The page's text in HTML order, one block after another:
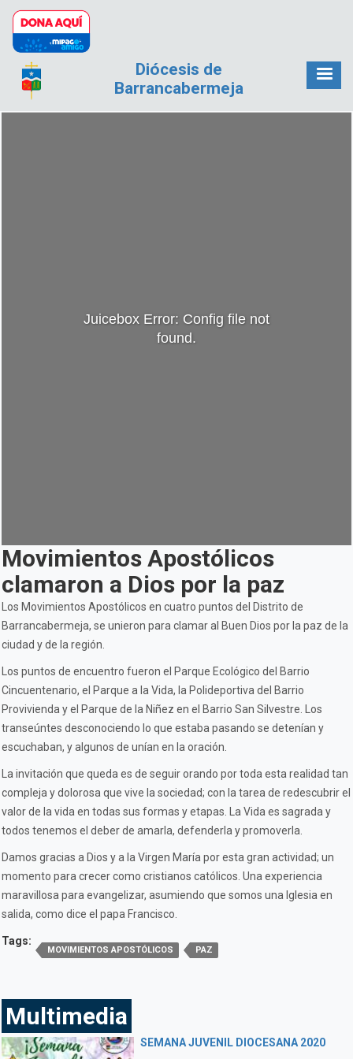
Pasar al contenido principal
Diócesis de
Barrancabermeja
Juicebox Error: Config file not
found.
Movimientos Apostólicos
clamaron a Dios por la paz
Los Movimientos Apostólicos en cuatro puntos del Distrito de
Barrancabermeja, se unieron para clamar al Buen Dios por la paz de la
ciudad y de la región.
Los puntos de encuentro fueron el Parque Ecológico del Barrio
Cincuentenario, el Parque a la Vida, la Polideportiva del Barrio
Provivienda y el Parque de la Niñez en el Barrio San Silvestre. Los
transeúntes desconociendo lo que estaba pasando se detenían y
escuchaban, y algunos de unían en la oración.
La invitación que queda es de seguir orando por toda esta realidad tan
compleja y dolorosa que vive la sociedad; con la tarea de redescubrir el
valor de la vida en todas sus formas y etapas. La Vida es sagrada y
todos tenemos el deber de amarla, defenderla y promoverla.
Damos gracias a Dios y a la Virgen María por esta gran actividad; un
momento para crecer como cristianos católicos. Una experiencia
maravillosa para evangelizar, asumiendo que somos una Iglesia en
salida, como dice el papa Francisco.
Tags:
MOVIMIENTOS APOSTÓLICOS PAZ
Multimedia
SEMANA JUVENIL DIOCESANA 2020